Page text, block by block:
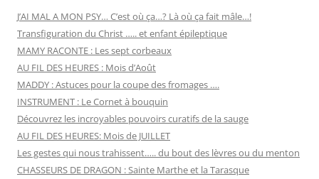
J’AI MAL A MON PSY… C’est où ça…? Là où ça fait mâle…!
Transfiguration du Christ ….. et enfant épileptique
MAMY RACONTE : Les sept corbeaux
AU FIL DES HEURES : Mois d’Août
MADDY : Astuces pour la coupe des fromages ….
INSTRUMENT : Le Cornet à bouquin
Découvrez les incroyables pouvoirs curatifs de la sauge
AU FIL DES HEURES: Mois de JUILLET
Les gestes qui nous trahissent….. du bout des lèvres ou du menton
CHASSEURS DE DRAGON : Sainte Marthe et la Tarasque